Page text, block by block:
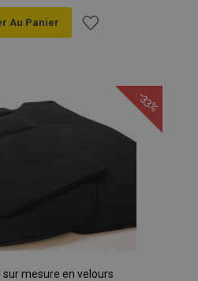
Au Panier
liste
d'achats
-33%
mesure en velours